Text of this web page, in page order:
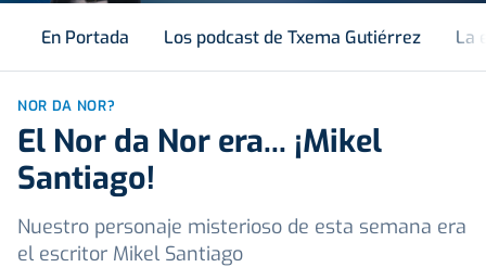
En Portada Los podcast de Txema Gutiérrez La
NOR DA NOR?
El Nor da Nor era... ¡Mikel
Santiago!
Nuestro personaje misterioso de esta semana era
el escritor Mikel Santiago